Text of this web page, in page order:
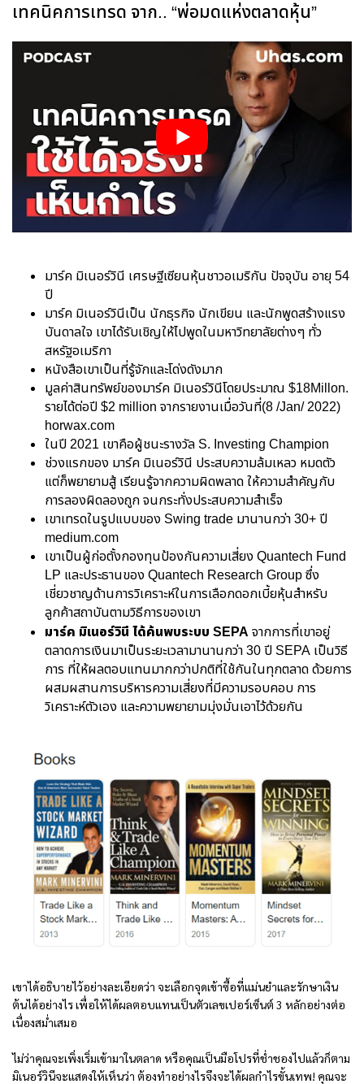
เทคนิคการเทรด จาก.. “พ่อมดแห่งตลาดหุ้น”
มาร์ค มิเนอร์วินี เศรษฐีเซียนหุ้นชาวอเมริกัน ปัจจุบัน อายุ 54
ปี
มาร์ค มิเนอร์วินีเป็น นักธุรกิจ นักเขียน และนักพูดสร้างแรง
บันดาลใจ เขาได้รับเชิญให้ไปพูดในมหาวิทยาลัยต่างๆ ทั่ว
สหรัฐอเมริกา
หนังสือเขาเป็นที่รู้จักและโด่งดังมาก
มูลค่าสินทรัพย์ของมาร์ค มิเนอร์วินีโดยประมาณ $18Millon.
รายได้ต่อปี $2 million จากรายงานเมื่อวันที่(8 /Jan/ 2022)
horwax.com
ในปี 2021 เขาคือผู้ชนะรางวัล S. Investing Champion
ช่วงแรกของ มาร์ค มิเนอร์วินี ประสบความล้มเหลว หมดตัว
แต่ก็พยายามสู้ เรียนรู้จากความผิดพลาด ให้ความสำคัญกับ
การลองผิดลองถูก จนกระทั่งประสบความสำเร็จ
เขาเทรดในรูปแบบของ Swing trade มานานกว่า 30+ ปี
medium.com
เขาเป็นผู้ก่อตั้งกองทุนป้องกันความเสี่ยง Quantech Fund
LP และประธานของ Quantech Research Group ซึ่ง
เชี่ยวชาญด้านการวิเคราะห์ในการเลือกดอกเบี้ยหุ้นสำหรับ
ลูกค้าสถาบันตามวิธีการของเขา
มาร์ค มิเนอร์วินี ได้ค้นพบระบบ SEPA จากการที่เขาอยู่
ตลาดการเงินมาเป็นระยะเวลามานานกว่า 30 ปี SEPA เป็นวิธี
การ ที่ให้ผลตอบแทนมากกว่าปกติที่ใช้กันในทุกตลาด ด้วยการ
ผสมผสานการบริหารความเสี่ยงที่มีความรอบคอบ การ
วิเคราะห์ตัวเอง และความพยายามมุ่งมั่นเอาไว้ด้วยกัน
เขาได้อธิบายไว้อย่างละเอียดว่า จะเลือกจุดเข้าซื้อที่แม่นยำและรักษาเงิน
ต้นได้อย่างไร เพื่อให้ได้ผลตอบแทนเป็นตัวเลขเปอร์เซ็นต์ 3 หลักอย่างต่อ
เนื่องสม่ำเสมอ
ไม่ว่าคุณจะเพิ่งเริ่มเข้ามาในตลาด หรือคุณเป็นมือโปรที่ช่ำชองไปแล้วก็ตาม
มิเนอร์วินีจะแสดงให้เห็นว่า ต้องทำอย่างไรจึงจะได้ผลกำไรขั้นเทพ! คุณจะ